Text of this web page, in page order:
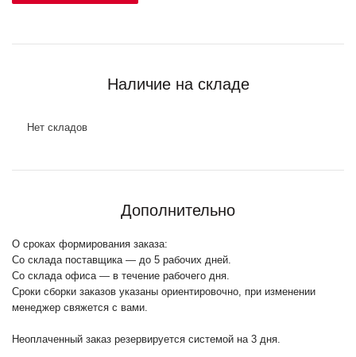
Наличие на складе
Нет складов
Дополнительно
О сроках формирования заказа:
Со склада поставщика — до 5 рабочих дней.
Со склада офиса — в течение рабочего дня.
Сроки сборки заказов указаны ориентировочно, при изменении
менеджер свяжется с вами.
Неоплаченный заказ резервируется системой на 3 дня.